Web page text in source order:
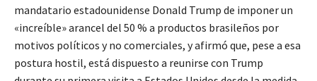
mandatario estadounidense Donald Trump de imponer un
«increíble» arancel del 50 % a productos brasileños por
motivos políticos y no comerciales, y afirmó que, pese a esa
postura hostil, está dispuesto a reunirse con Trump